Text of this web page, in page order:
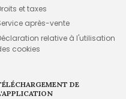
et taxes
après-vente
relative à l'utilisation
cookies
DE